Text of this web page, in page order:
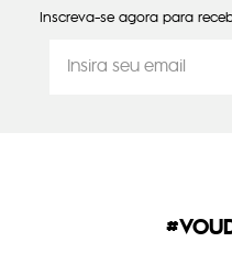
Inscreva-se agora para